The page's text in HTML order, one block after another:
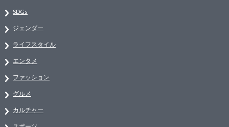
SDGs
ジェンダー
ライフスタイル
エンタメ
ファッション
グルメ
カルチャー